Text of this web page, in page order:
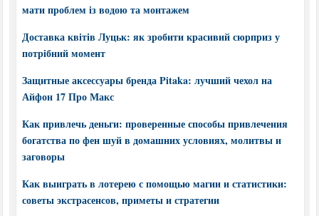
мати проблем із водою та монтажем
Доставка квітів Луцьк: як зробити красивий сюрприз у
потрібний момент
Защитные аксессуары бренда Pitaka: лучший чехол на
Айфон 17 Про Макс
Как привлечь деньги: проверенные способы привлечения
богатства по фен шуй в домашних условиях, молитвы и
заговоры
Как выиграть в лотерею с помощью магии и статистики:
советы экстрасенсов, приметы и стратегии